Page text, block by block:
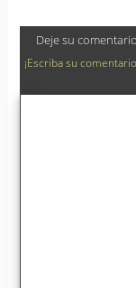
Deje su comentario
¡Escriba su